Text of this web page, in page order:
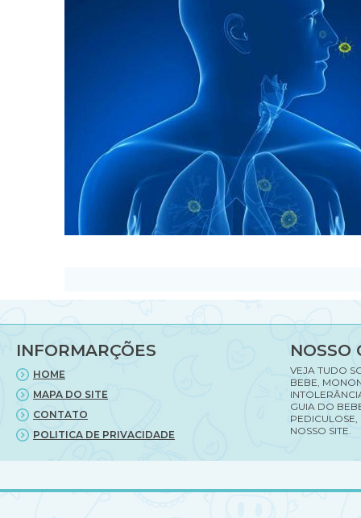
INFORMARÇÕES
HOME
MAPA DO SITE
CONTATO
POLITICA DE PRIVACIDADE
NOSSO
VEJA TUDO
BEBE,
GUIA DO
PEDICULOSE,
NOSSO SITE.